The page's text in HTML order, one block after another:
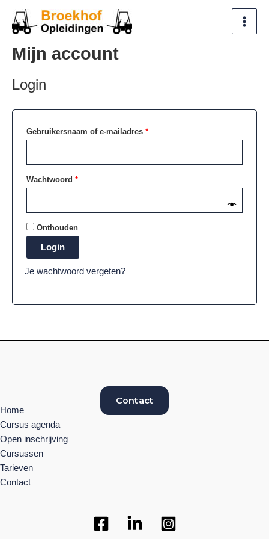
naar
inhoudMijn account
Login
Gebruikersnaam of e-mailadres *
Wachtwoord *
Onthouden
Login
Je wachtwoord vergeten?
Contact
Home
Cursus agenda
Open inschrijving
Cursussen
Tarieven
Contact